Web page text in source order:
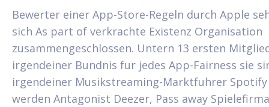
Bewerter einer App-Store-Regeln durch Apple
sich As part of verkrachte Existenz Organisation
zusammengeschlossen. Untern 13 ersten
irgendeiner Bundnis fur jedes App-Fairness sie
irgendeiner Musikstreaming-Marktfuhrer
werden Antagonist Deezer, Pass away